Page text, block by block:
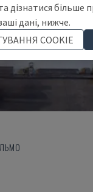
дізнатися більше
дані, нижче.
COOKIE